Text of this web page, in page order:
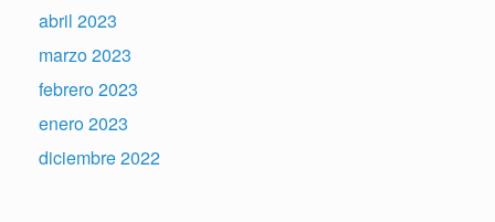
abril 2023
marzo 2023
febrero 2023
enero 2023
diciembre 2022